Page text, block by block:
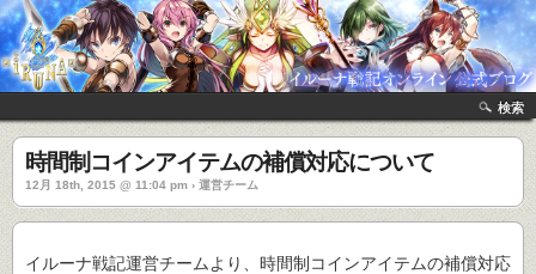
検索
時間制コインアイテムの補償対応について
12月 18th, 2015 @ 11:04 pm › 運営チーム
イルーナ戦記運営チームより、時間制コインアイテムの補償対応